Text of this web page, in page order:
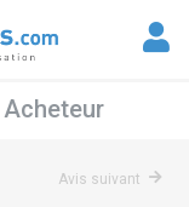
Acheteur
Avis suivant